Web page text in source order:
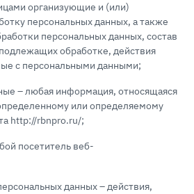
организующие и (или)
персональных данных, а также
персональных данных, состав
обработке, действия
с персональными данными;
– любая информация, относящаяся
или определяемому
http://rbnpro.ru/;
посетитель веб-
данных – действия,